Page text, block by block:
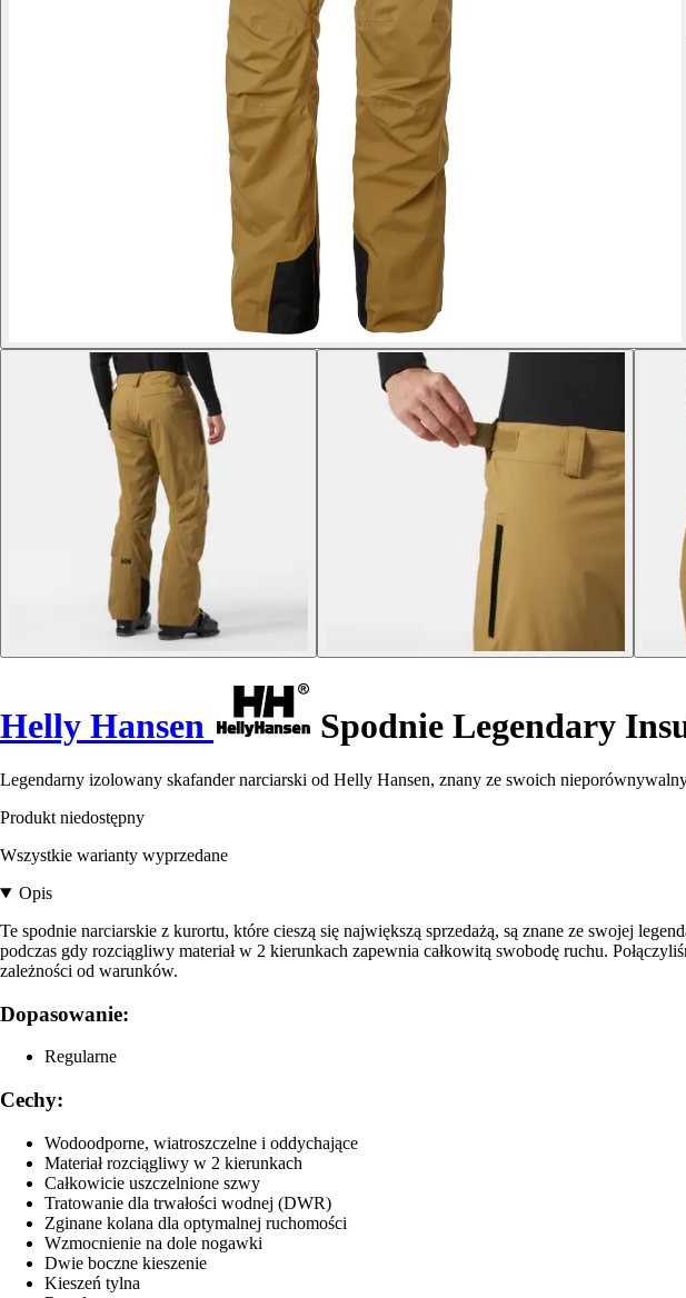
Helly Hansen Spodnie Legendary
Legendarny izolowany skafander narciarski od Helly Hansen, znany ze swoich
Produkt niedostępny
Wszystkie warianty wyprzedane
Opis
Te spodnie narciarskie z kurortu, które cieszą się największą sprzedażą, są znane ze swojej
podczas gdy rozciągliwy materiał w 2 kierunkach zapewnia całkowitą swobodę ruchu.
zależności od warunków.
Dopasowanie:
Regularne
Cechy:
Wodoodporne, wiatroszczelne i oddychające
Materiał rozciągliwy w 2 kierunkach
Całkowicie uszczelnione szwy
Tratowanie dla trwałości wodnej (DWR)
Zginane kolana dla optymalnej ruchomości
Wzmocnienie na dole nogawki
Dwie boczne kieszenie
Kieszeń tylna